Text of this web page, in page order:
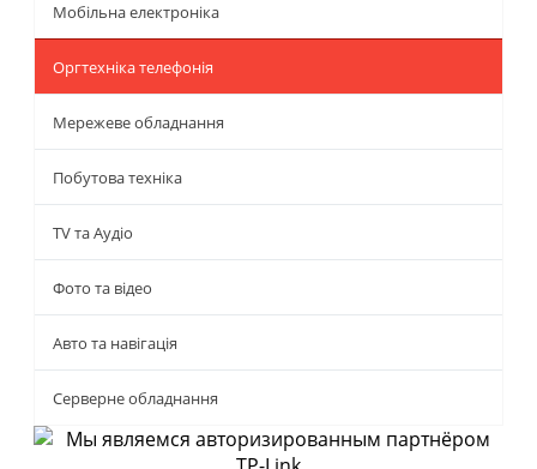
Мобільна електроніка
Оргтехніка телефонія
Мережеве обладнання
Побутова техніка
TV та Аудіо
Фото та відео
Авто та навігація
Серверне обладнання